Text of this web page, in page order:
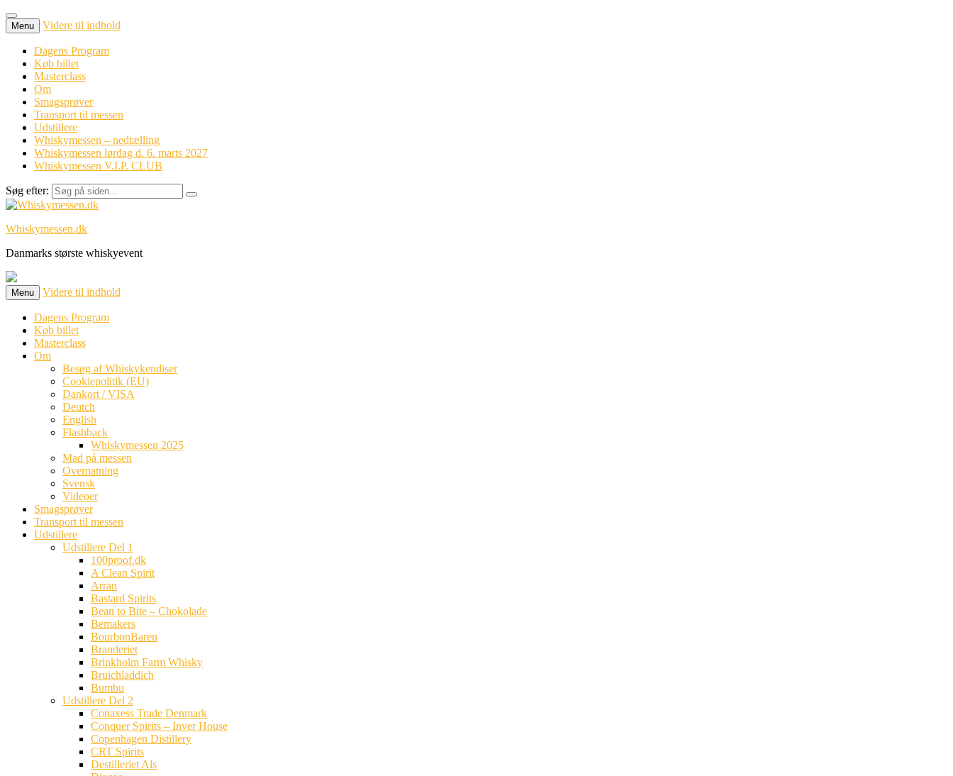
Menu Videre til indhold
Dagens Program
Køb billet
Masterclass
Om
Smagsprøver
Transport til messen
Udstillere
Whiskymessen – nedtælling
Whiskymessen lørdag d. 6. marts 2027
Whiskymessen V.I.P. CLUB
Søg efter:
Whiskymessen.dk
Danmarks største whiskyevent
Menu Videre til indhold
Dagens Program
Køb billet
Masterclass
Om
Besøg af Whiskykendiser
Cookiepolitik (EU)
Dankort / VISA
Deutch
English
Flashback
Whiskymessen 2025
Mad på messen
Overnatning
Svensk
Videoer
Smagsprøver
Transport til messen
Udstillere
Udstillere Del 1
100proof.dk
A Clean Spirit
Arran
Bastard Spirits
Bean to Bite – Chokolade
Bemakers
BourbonBaren
Branderiet
Brinkholm Farm Whisky
Bruichladdich
Bumbu
Udstillere Del 2
Conaxess Trade Denmark
Conquer Spirits – Inver House
Copenhagen Distillery
CRT Spirits
Destilleriet Als